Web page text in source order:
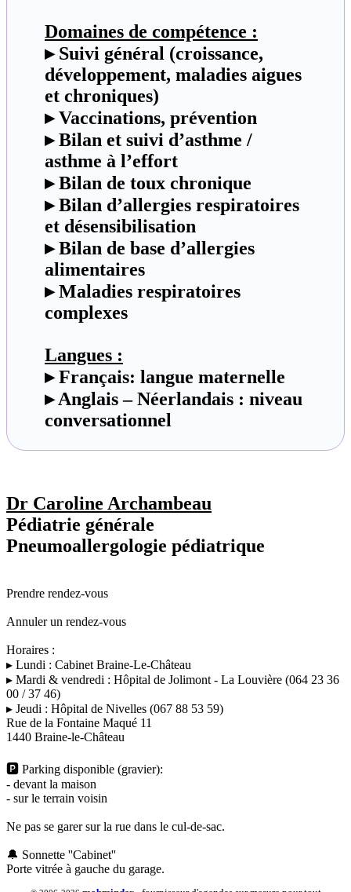
Domaines de compétence :
▸ Suivi général (croissance,
développement, maladies aigues
et chroniques)
▸ Vaccinations, prévention
▸ Bilan et suivi d’asthme /
asthme à l’effort
▸ Bilan de toux chronique
▸ Bilan d’allergies respiratoires
et désensibilisation
▸ Bilan de base d’allergies
alimentaires
▸ Maladies respiratoires
complexes
Langues :
▸ Français: langue maternelle
▸ Anglais – Néerlandais : niveau
conversationnel
Dr Caroline Archambeau
Pédiatrie générale
Pneumoallergologie pédiatrique
Prendre rendez-vous
Annuler un rendez-vous
Horaires :
▸ Lundi : Cabinet Braine-Le-Château
▸ Mardi & vendredi : Hôpital de Jolimont - La Louvière (064 23 36
00 / 37 46)
▸ Jeudi : Hôpital de Nivelles (067 88 53 59)
Rue de la Fontaine Maqué 11
1440 Braine-le-Château
🅿️ Parking disponible (gravier):
- devant la maison
- sur le terrain voisin
Ne pas se garer sur la rue dans le cul-de-sac.
🔔 Sonnette ''Cabinet''
Porte vitrée à gauche du garage.